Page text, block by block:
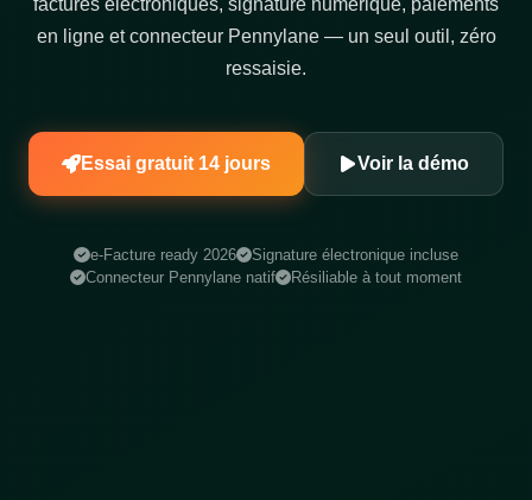
factures électroniques, signature numérique, paiements
en ligne et connecteur Pennylane — un seul outil, zéro
ressaisie.
Essai gratuit 14 jours Voir la démo
e-Facture ready 2026
Signature électronique incluse
Connecteur Pennylane natif
Résiliable à tout moment